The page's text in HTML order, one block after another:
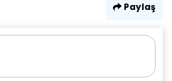
Paylaş